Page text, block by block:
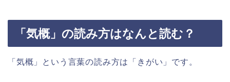
「気概」の読み方はなんと読む？
「気概」という言葉の読み方は「きがい」です。